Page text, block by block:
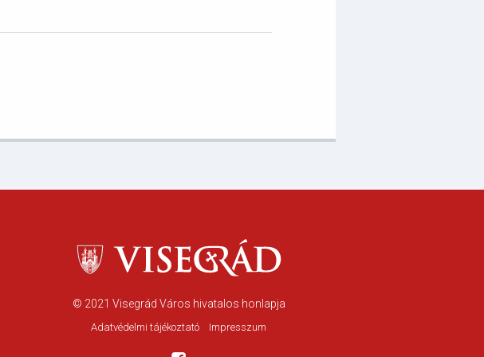
© 2021 Visegrád Város hivatalos honlapja
Adatvédelmi tájékoztató Impresszum